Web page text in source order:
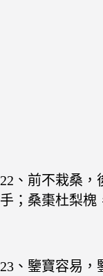
22、前不栽桑，
手；桑棗杜梨槐
23、鑒寶容易，